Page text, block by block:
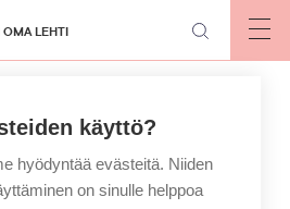
OMA LEHTI
käyttö?
hyödyntää evästeitä. Niiden
on sinulle helppoa